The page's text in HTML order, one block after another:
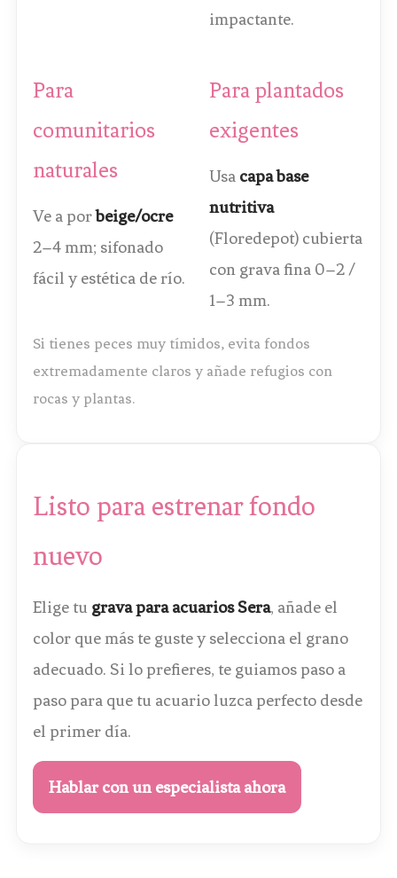
impactante.
Para
comunitarios
naturales
Ve a porbeige/ocre
2–4 mm; sifonado
fácil y estética de río.
Para plantados
exigentes
Usa capa base
nutritiva
(Floredepot) cubierta
con grava fina 0–2 /
1–3 mm.
Si tienes peces muy tímidos, evita fondos
extremadamente claros y añade refugios con
rocas y plantas.
Listo para estrenar fondo
nuevo
Elige tu grava para acuarios Sera, añade el
color que más te guste y selecciona el grano
adecuado. Si lo prefieres, te guiamos paso a
paso para que tu acuario luzca perfecto desde
el primer día.
Hablar con un especialista ahora